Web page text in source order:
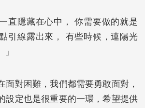
直隱藏在心中， 你需要做的就是
引線露出來， 有些時候，連陽光
面對困難，我們都需要勇敢面對，
設定也是很重要的一環，希望提供